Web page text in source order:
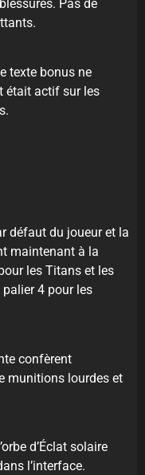
Pas de
texte bonus ne
était actif sur les
défaut du joueur et la
maintenant à la
les Titans et les
4 pour les
confèrent
munitions lourdes et
d’Éclat solaire
l’interface.